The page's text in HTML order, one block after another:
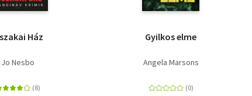
Ház
Jo Nesbo
Gyilkos elme
Angela Marsons